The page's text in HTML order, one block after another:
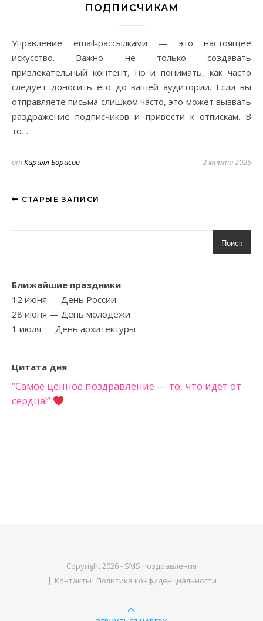
ПОДПИСЧИКАМ
Управление email-рассылками — это настоящее
искусство. Важно не только создавать
привлекательный контент, но и понимать, как часто
следует доносить его до вашей аудитории. Если вы
отправляете письма слишком часто, это может вызвать
раздражение подписчиков и привести к отпискам. В
то…
отКирилл Борисов 2 марта 2026
СТАРЫЕ ЗАПИСИ
Поиск
Ближайшие праздники
12 июня — День России
28 июня — День молодежи
1 июля — День архитектуры
Цитата дня
“Самое ценное поздравление — то, что идёт от
сердца!”
Copyright 2026 - SMS поздравления
Контакты Политика конфиденциальности